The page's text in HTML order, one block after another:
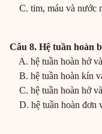
C. tim, máu và nước
Câu 8. Hệ tuần hoàn
A. hệ tuần hoàn hở
B. hệ tuần hoàn kín
C. hệ tuần hoàn hở
D. hệ tuần hoàn đơn